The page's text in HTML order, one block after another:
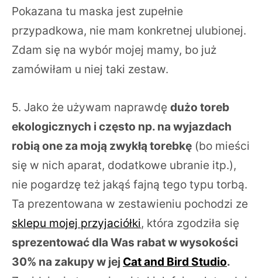
Pokazana tu maska jest zupełnie
przypadkowa, nie mam konkretnej ulubionej.
Zdam się na wybór mojej mamy, bo już
zamówiłam u niej taki zestaw.
5. Jako że używam naprawdę dużo toreb
ekologicznych i często np. na wyjazdach
robią one za moją zwykłą torebkę (bo mieści
się w nich aparat, dodatkowe ubranie itp.),
nie pogardzę też jakąś fajną tego typu torbą.
Ta prezentowana w zestawieniu pochodzi ze
sklepu mojej przyjaciółki, która zgodziła się
sprezentować dla Was rabat w wysokości
30% na zakupy w jej Cat and Bird Studio.